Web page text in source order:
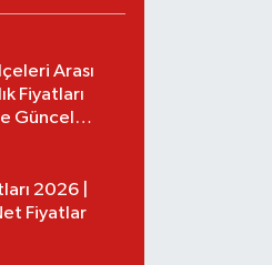
Arası
Fiyatları
Güncel
2026 |
Fiyatlar